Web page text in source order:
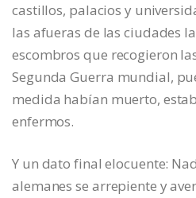
castillos, palacios y
las afueras de las ciudades
escombros que recogieron
Segunda Guerra mundial,
medida habían muerto,
enfermos.
Y un dato final elocuente:
alemanes se arrepiente y